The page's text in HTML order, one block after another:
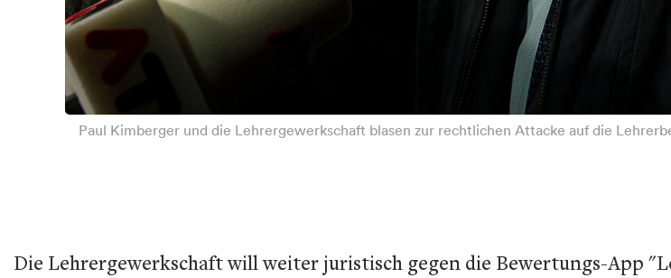
Paul Kimberger und die Lehrergewerkschaft blasen zur rechtlichen Attacke auf die
Die Lehrergewerkschaft will weiter juristisch gegen die Bewertungs-App